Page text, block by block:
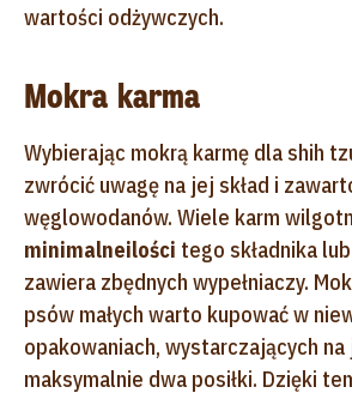
wartości odżywczych.
Mokra karma
Wybierając mokrą karmę dla shih
zwrócić uwagę na jej skład i
węglowodanów. Wiele karm
minimalneilości tego składnika
zawiera zbędnych wypełniaczy.
psów małych warto kupować w
opakowaniach, wystarczających na
maksymalnie dwa posiłki. Dzięki